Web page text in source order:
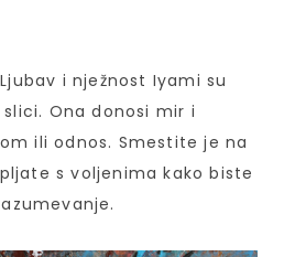
i nježnost Iyami su
Ona donosi mir i
ili odnos. Smestite je na
s voljenima kako biste